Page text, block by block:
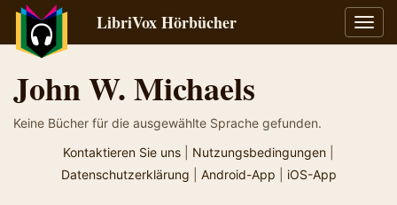
LibriVox Hörbücher
John W. Michaels
Keine Bücher für die ausgewählte Sprache gefunden.
Kontaktieren Sie uns
Nutzungsbedingungen
Datenschutzerklärung
Android-App iOS-App